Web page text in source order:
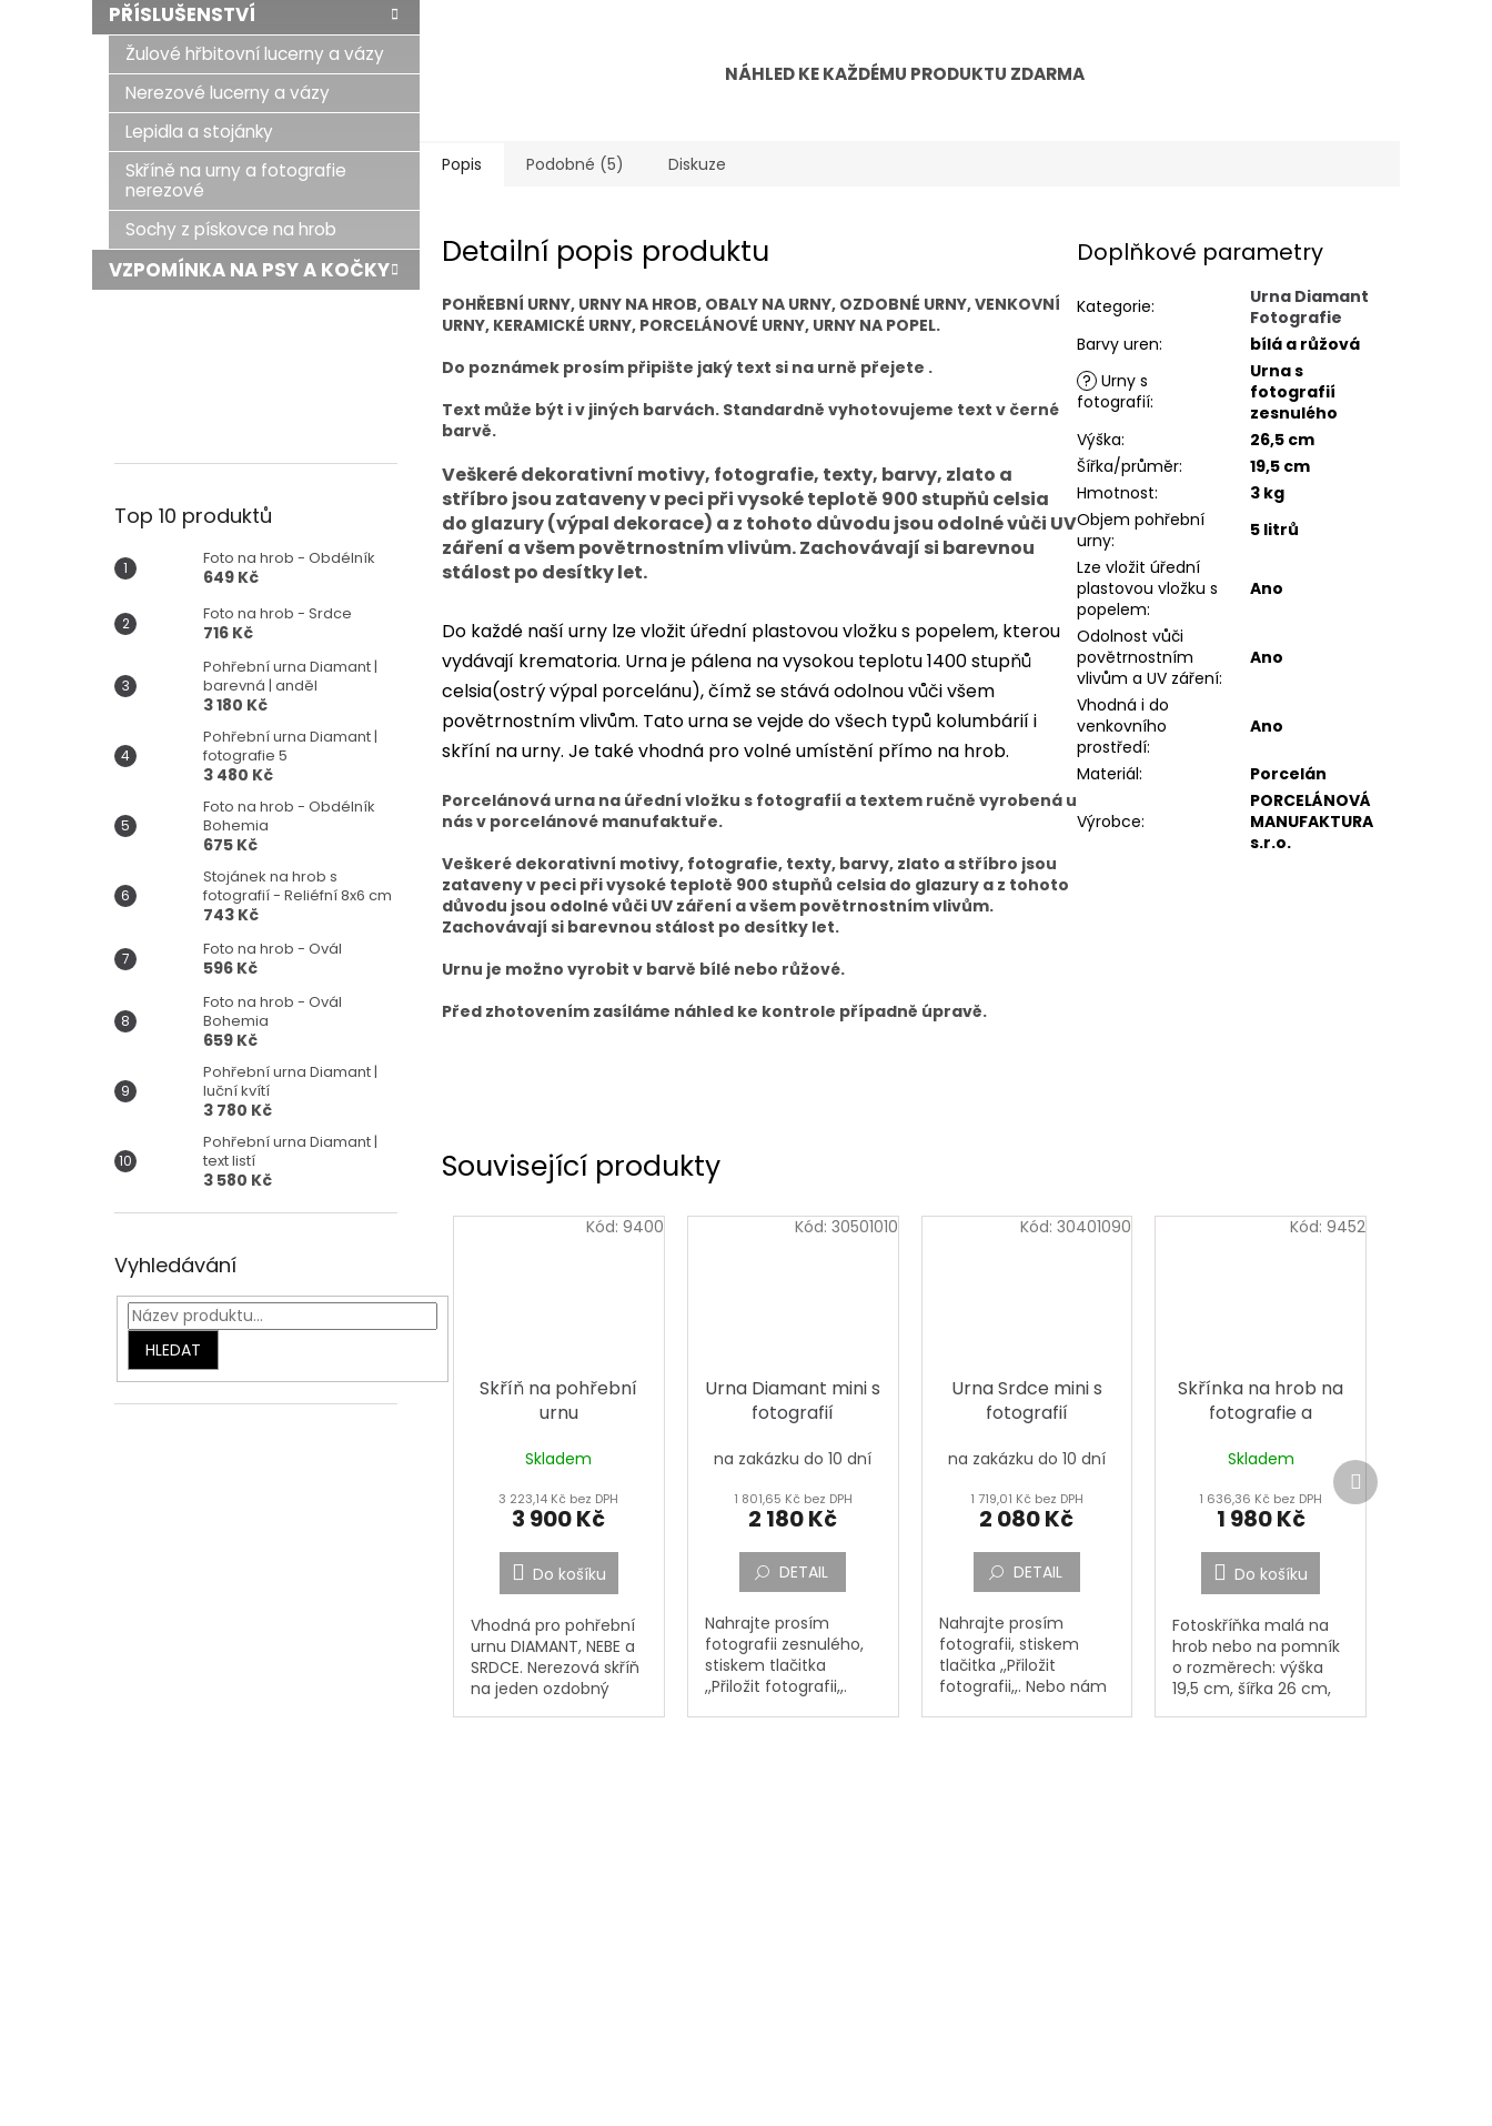
PŘÍSLUŠENSTVÍ
Žulové hřbitovní lucerny a vázy
Nerezové lucerny a vázy
Lepidla a stojánky
Skříně na urny a fotografie
nerezové
Sochy z pískovce na hrob
VZPOMÍNKA NA PSY A KOČKY
Top 10 produktů
Foto na hrob - Obdélník
649 Kč
Foto na hrob - Srdce
716 Kč
Pohřební urna Diamant |
barevná | anděl
3 180 Kč
Pohřební urna Diamant |
fotografie 5
3 480 Kč
Foto na hrob - Obdélník
Bohemia
675 Kč
Stojánek na hrob s
fotografií - Reliéfní 8x6 cm
743 Kč
Foto na hrob - Ovál
596 Kč
Foto na hrob - Ovál
Bohemia
659 Kč
Pohřební urna Diamant |
luční kvítí
3 780 Kč
Pohřební urna Diamant |
text listí
3 580 Kč
Vyhledávání
HLEDAT
NÁHLED KE KAŽDÉMU PRODUKTU ZDARMA
Související produkty
Skříň na pohřební
urnu
Skladem
3 223,14 Kč bez DPH
3 900 Kč
Do košíku
Vhodná pro pohřební
urnu DIAMANT, NEBE a
SRDCE. Nerezová skříň
na jeden ozdobný
Kód: 9400
Urna Diamant mini s
fotografií
na zakázku do 10 dní
1 801,65 Kč bez DPH
2 180 Kč
DETAIL
Nahrajte prosím
fotografii zesnulého,
stiskem tlačitka
,,Přiložit fotografii,,.
Kód: 30501010
Urna Srdce mini s
fotografií
na zakázku do 10 dní
1 719,01 Kč bez DPH
2 080 Kč
DETAIL
Nahrajte prosím
fotografii, stiskem
tlačitka ,,Přiložit
fotografii,,. Nebo nám
Kód:30401090
Skřínka na hrob na
fotografie a
Skladem
1 636,36 Kč bez DPH
1 980 Kč
Do košíku
Fotoskříňka malá na
hrob nebo na pomník
o rozměrech: výška
19,5 cm, šířka 26 cm,
Kód: 9452
Další
produkt
Popis Podobné (5) Diskuze
Detailní popis produktu
POHŘEBNÍ URNY, URNY NA HROB, OBALY NA URNY, OZDOBNÉ URNY, VENKOVNÍ
URNY, KERAMICKÉ URNY, PORCELÁNOVÉ URNY, URNY NA POPEL.
Do poznámek prosím připište jaký text si na urně přejete .
Text může být i v jiných barvách. Standardně vyhotovujeme text v černé
barvě.
Veškeré dekorativní motivy, fotografie, texty, barvy, zlato a
stříbro jsou zataveny v peci při vysoké teplotě 900 stupňů celsia
do glazury (výpal dekorace) a z tohoto důvodu jsou odolné vůči UV
záření a všem povětrnostním vlivům. Zachovávají si barevnou
stálost po desítky let.
Do každé naší urny lze vložit úřední plastovou vložku s popelem, kterou
vydávají krematoria. Urna je pálena na vysokou teplotu 1400 stupňů
celsia(ostrý výpal porcelánu), čímž se stává odolnou vůči všem
povětrnostním vlivům. Tato urna se vejde do všech typů kolumbárií i
skříní na urny. Je také vhodná pro volné umístění přímo na hrob.
Porcelánová urna na úřední vložku s fotografií a textem ručně vyrobená u
nás v porcelánové manufaktuře.
Veškeré dekorativní motivy, fotografie, texty, barvy, zlato a stříbro jsou
zataveny v peci při vysoké teplotě 900 stupňů celsia do glazury a z tohoto
důvodu jsou odolné vůči UV záření a všem povětrnostním vlivům.
Zachovávají si barevnou stálost po desítky let.
Urnu je možno vyrobit v barvě bílé nebo růžové.
Před zhotovením zasíláme náhled ke kontrole případně úpravě.
Doplňkové parametry
Kategorie:
Urna Diamant
Fotografie
Barvy uren:
bílá a růžová
? Urny s
fotografií:
Urna s
fotografií
zesnulého
Výška:
26,5 cm
Šířka/průměr:
19,5 cm
Hmotnost:
3 kg
Objem pohřební
urny:
5 litrů
Lze vložit úřední
plastovou vložku s
popelem:
Ano
Odolnost vůči
povětrnostním
vlivům a UV záření:
Ano
Vhodná i do
venkovního
prostředí:
Ano
Materiál: Porcelán
Výrobce:
PORCELÁNOVÁ
MANUFAKTURA
s.r.o.